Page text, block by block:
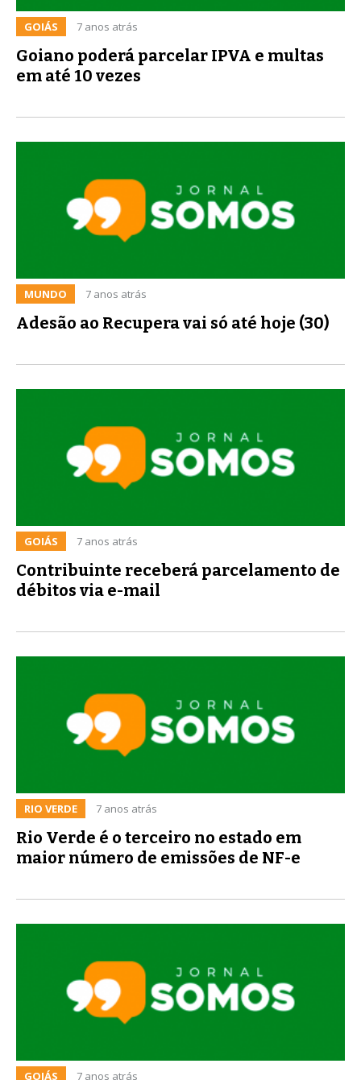
GOIÁS 7 anos atrás
Goiano poderá parcelar IPVA e multas
em até 10 vezes
MUNDO 7 anos atrás
Adesão ao Recupera vai só até hoje (30)
GOIÁS 7 anos atrás
Contribuinte receberá parcelamento de
débitos via e-mail
RIO VERDE 7 anos atrás
Rio Verde é o terceiro no estado em
maior número de emissões de NF-e
GOIÁS 7 anos atrás